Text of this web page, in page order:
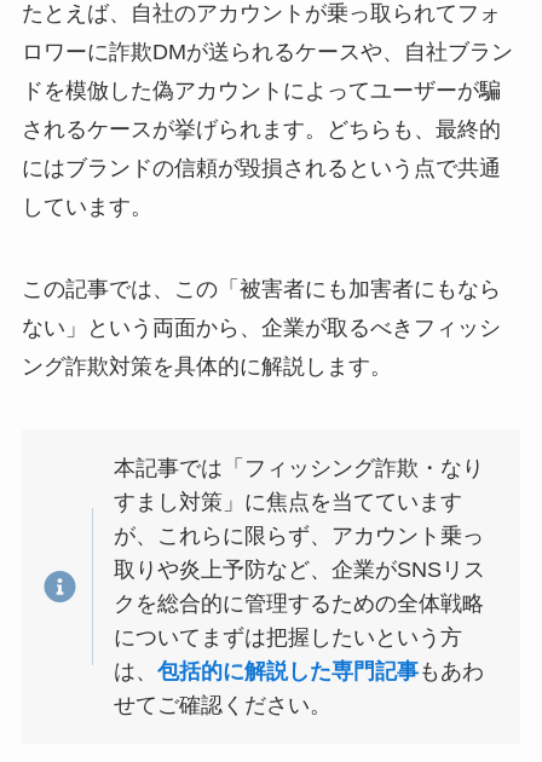
たとえば、自社のアカウントが乗っ取られてフォ
ロワーに詐欺DMが送られるケースや、自社ブラン
ドを模倣した偽アカウントによってユーザーが騙
されるケースが挙げられます。どちらも、最終的
にはブランドの信頼が毀損されるという点で共通
しています。
この記事では、この「被害者にも加害者にもなら
ない」という両面から、企業が取るべきフィッシ
ング詐欺対策を具体的に解説します。
本記事では「フィッシング詐欺・なり
すまし対策」に焦点を当てています
が、これらに限らず、アカウント乗っ
取りや炎上予防など、企業がSNSリス
クを総合的に管理するための全体戦略
についてまずは把握したいという方
は、包括的に解説した専門記事もあわ
せてご確認ください。